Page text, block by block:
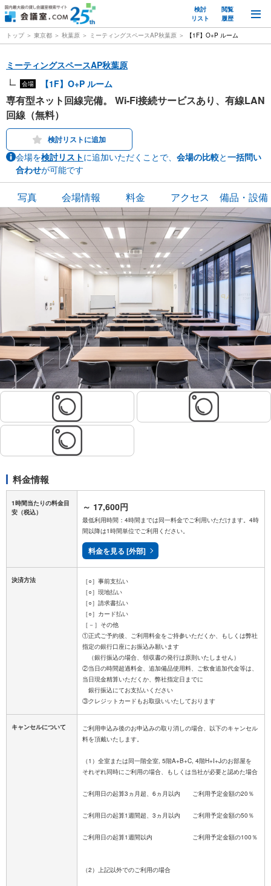
検討
リスト
閲覧
履歴
トップ 東京都 秋葉原 ミーティングスペースAP秋葉原 【1F】O+P ルーム
ミーティングスペースAP秋葉原
会場 【1F】O+P ルーム
専有型ネット回線完備。 Wi-Fi接続サービスあり、有線LAN
回線（無料）
検討リストに追加
会場を検討リストに追加いただくことで、 会場の比較と一括問い
合わせが可能です
写真 会場情報 料金 アクセス 備品・設備
料金情報
1時間当たりの料金目
安 （税込） ～ 17,600円
最低利用時間：4時間までは同一料金でご利用いただけます。4時
間以降は1時間単位でご利用ください。
料金を見る [外部]
決済方法
［○］事前支払い
［○］現地払い
［○］請求書払い
［○］カード払い
［－］その他
①正式ご予約後、ご利用料金をご持参いただくか、もしくは弊社
指定の銀行口座にお振込み願います
（銀行振込の場合、領収書の発行は原則いたしません）
②当日の時間超過料金、追加備品使用料、ご飲食追加代金等は、
当日現金精算いただくか、弊社指定日までに
銀行振込にてお支払いください
キャンセルについて
ご利用申込み後のお申込みの取り消しの場合、以下のキャンセル
料を頂戴いたします。
（1）全室または同一階全室, 5階A+B+C, 4階H+I+Jのお部屋を
それぞれ同時にご利用の場合、もしくは当社が必要と認めた場合
ご利用日の起算3ヵ月超、6ヵ月以内 ご利用予定金額の20％
ご利用日の起算1週間超、3ヵ月以内 ご利用予定金額の50％
ご利用日の起算1週間以内 ご利用予定金額の100％
（2）上記以外でのご利用の場合